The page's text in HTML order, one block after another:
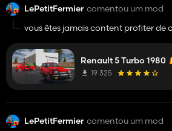
LePetitFermier comentou um mod
vous êtes jamais content profiter de
Renault 5 Turbo 1980
19 325
LePetitFermier comentou um mod